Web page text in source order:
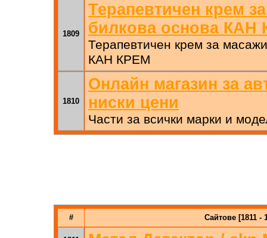
1809
Терапевтичен крем
билкова основа КАН
Терапевтичен крем за
КАН КРЕМ
1810
Онлайн магазин за
ниски цени
Части за всички марки и
# Сайтове [1811 -